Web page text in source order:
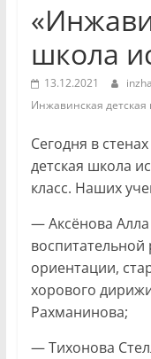
школа
13.12.2021
Инжавинская детская
Сегодня в
детская школа
класс. Наших
— Аксёнова
ориентации,
хорового
Рахманинова;
— Тихонова